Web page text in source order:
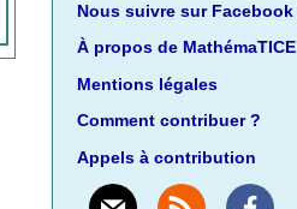
Nous suivre sur Facebook
À propos de MathémaTICE
Mentions légales
Comment contribuer ?
Appels à contribution